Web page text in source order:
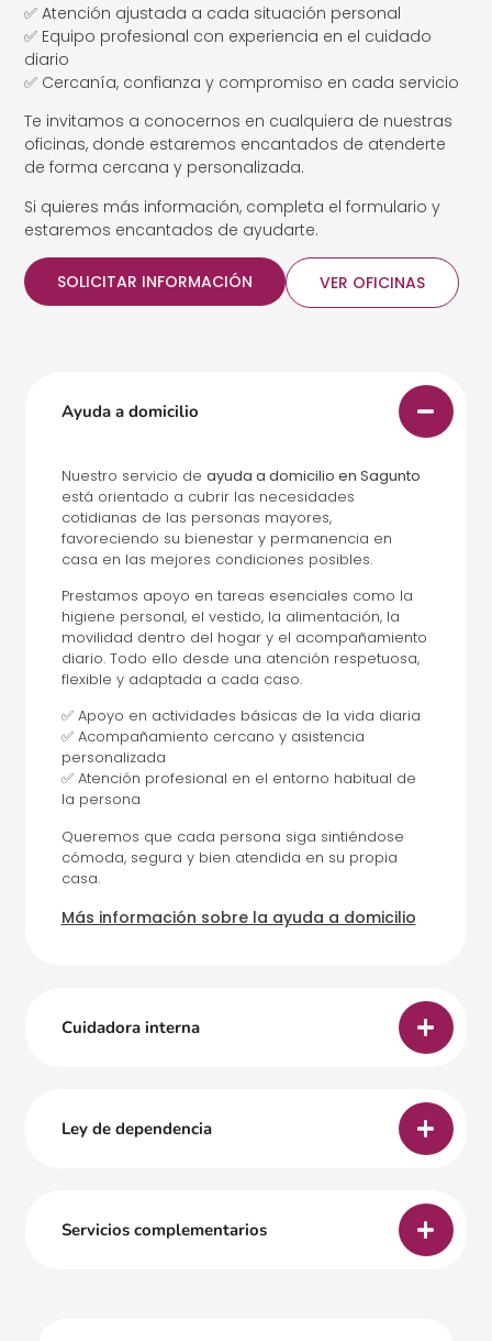
✅ Atención ajustada a cada situación personal
✅ Equipo profesional con experiencia en el cuidado
diario
✅ Cercanía, confianza y compromiso en cada servicio
Te invitamos a conocernos en cualquiera de nuestras
oficinas, donde estaremos encantados de atenderte
de forma cercana y personalizada.
Si quieres más información, completa el formulario y
estaremos encantados de ayudarte.
SOLICITAR INFORMACIÓN VER OFICINAS
Ayuda a domicilio
Nuestro servicio de ayuda a domicilio en Sagunto
está orientado a cubrir las necesidades
cotidianas de las personas mayores,
favoreciendo su bienestar y permanencia en
casa en las mejores condiciones posibles.
Prestamos apoyo en tareas esenciales como la
higiene personal, el vestido, la alimentación, la
movilidad dentro del hogar y el acompañamiento
diario. Todo ello desde una atención respetuosa,
flexible y adaptada a cada caso.
✅ Apoyo en actividades básicas de la vida diaria
✅ Acompañamiento cercano y asistencia
personalizada
✅ Atención profesional en el entorno habitual de
la persona
Queremos que cada persona siga sintiéndose
cómoda, segura y bien atendida en su propia
casa.
Más información sobre la ayuda a domicilio
Cuidadora interna
Ley de dependencia
Servicios complementarios